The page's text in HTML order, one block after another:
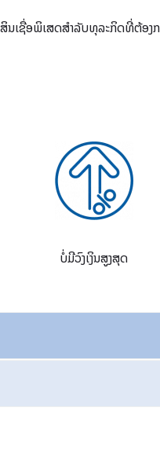
ຊື່ອພິເສດສໍາລັບທຸລະກິດທີ່ຕ້ອງກ
ບໍ່ມີວົງເງິນສູງສຸດ